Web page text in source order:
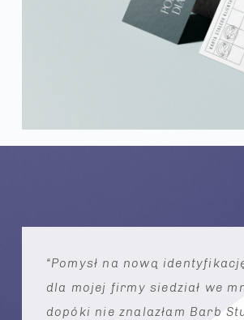
“Pomysł na nową
dla mojej firmy siedział we
dopóki nie znalazłam Barb